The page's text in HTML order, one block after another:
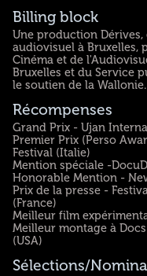
Billing block
Une production
audiovisuel à Bruxelles,
Cinéma et de
Bruxelles et du Service
le soutien de la Wallonie.
Récompenses
Grand Prix - Ujan
Premier Prix (Perso
Festival (Italie)
Mention spéciale -
Honorable Mention -
Prix de la presse -
(France)
Meilleur film
Meilleur montage à
(USA)
Sélections/